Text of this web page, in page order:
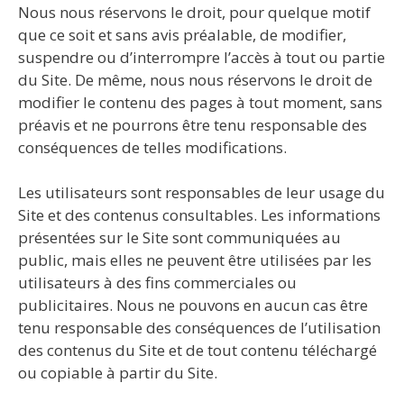
Nous nous réservons le droit, pour quelque motif
que ce soit et sans avis préalable, de modifier,
suspendre ou d’interrompre l’accès à tout ou partie
du Site. De même, nous nous réservons le droit de
modifier le contenu des pages à tout moment, sans
préavis et ne pourrons être tenu responsable des
conséquences de telles modifications.
Les utilisateurs sont responsables de leur usage du
Site et des contenus consultables. Les informations
présentées sur le Site sont communiquées au
public, mais elles ne peuvent être utilisées par les
utilisateurs à des fins commerciales ou
publicitaires. Nous ne pouvons en aucun cas être
tenu responsable des conséquences de l’utilisation
des contenus du Site et de tout contenu téléchargé
ou copiable à partir du Site.